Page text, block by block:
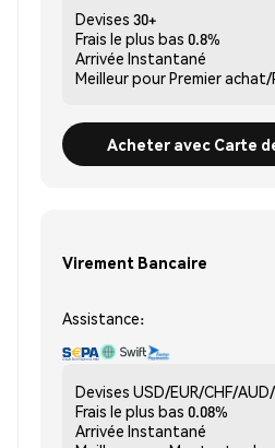
Devises 30+
Frais le plus bas 0.8%
Arrivée Instantané
Meilleur pourPremier
Acheter avec Carte
Virement Bancaire
Assistance:
Devises USD/EUR/CHF/
Frais le plus bas 0.08%
Arrivée Instantané